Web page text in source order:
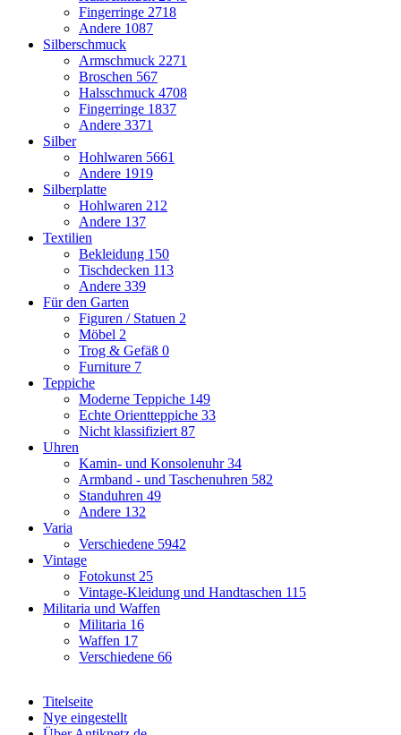
Fingerringe 2718
Andere 1087
Silberschmuck
Armschmuck 2271
Broschen 567
Halsschmuck 4708
Fingerringe 1837
Andere 3371
Silber
Hohlwaren 5661
Andere 1919
Silberplatte
Hohlwaren 212
Andere 137
Textilien
Bekleidung 150
Tischdecken 113
Andere 339
Für den Garten
Figuren / Statuen 2
Möbel 2
Trog & Gefäß 0
Furniture 7
Teppiche
Moderne Teppiche 149
Echte Orientteppiche 33
Nicht klassifiziert 87
Uhren
Kamin- und Konsolenuhr34
Armband - und Taschenuhren 582
Standuhren 49
Andere 132
Varia
Verschiedene 5942
Vintage
Fotokunst 25
Vintage-Kleidung und Handtaschen 115
Militaria und Waffen
Militaria 16
Waffen 17
Verschiedene 66
Titelseite
Nye eingestellt